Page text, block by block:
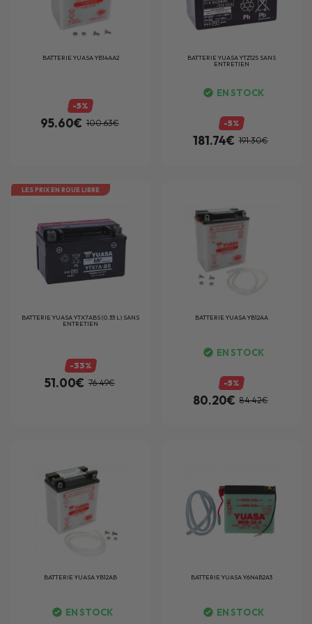
BATTERIE YUASA YB14AA2
-5%
95.60€ 100.63€
BATTERIE YUASA YTZ12S SANS
ENTRETIEN
EN STOCK
-5%
181.74€ 191.30€
LES PRIX EN ROUE LIBRE
BATTERIE YUASA YTX7ABS (0.33 L) SANS
ENTRETIEN
-33%
51.00€ 76.49€
BATTERIE YUASA YB12AA
EN STOCK
-5%
80.20€ 84.42€
BATTERIE YUASA YB12AB
EN STOCK
BATTERIE YUASA Y6N4B2A3
EN STOCK